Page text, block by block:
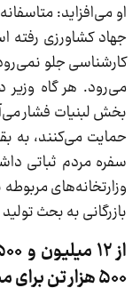
او می‌افزاید:
جهاد کشاورزی رفته
کارشناسی جلو
می‌رود. هر گاه
بخش لبنیات فشار
حمایت می‌کنند، به
سفره مردم ثباتی
وزارتخانه‌های
بازرگانی به بحث تولید
500 هزار تن برای مصرف لبنیات خانوار می‌ماند